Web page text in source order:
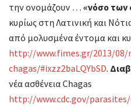
την ονομάζουν … «νόσο
κυρίως στη Λατινική και
από μολυσμένα έντομα και
http://www.fimes.gr/2013/08/
chagas/#ixzz2baLQYbSD.
νέα ασθένεια Chagas
http://www.cdc.gov/